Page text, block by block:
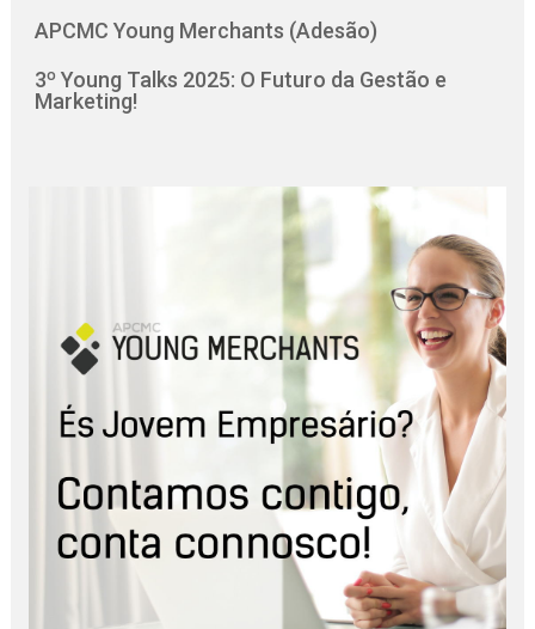
APCMC Young Merchants (Adesão)
3º Young Talks 2025: O Futuro da Gestão e
Marketing!